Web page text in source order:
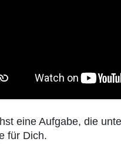
eine Aufgabe, die
für Dich.